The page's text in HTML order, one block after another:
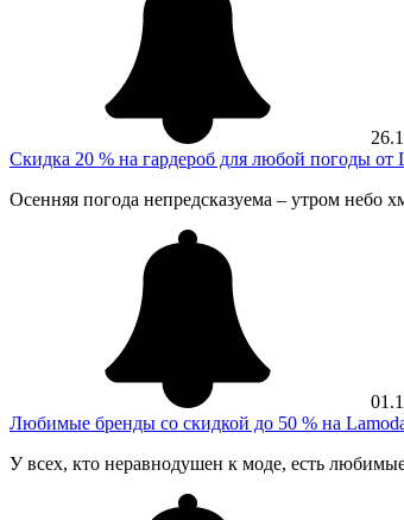
Скидка 20 % на гардероб для любой погоды от
Осенняя погода непредсказуема – утром небо
Любимые бренды со скидкой до 50 % на
У всех, кто неравнодушен к моде, есть